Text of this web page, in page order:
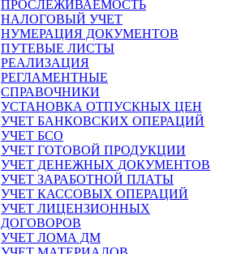
ПРОСЛЕЖИВАЕМОСТЬ
НАЛОГОВЫЙ УЧЕТ
НУМЕРАЦИЯ ДОКУМЕНТОВ
ПУТЕВЫЕ ЛИСТЫ
РЕАЛИЗАЦИЯ
РЕГЛАМЕНТНЫЕ
СПРАВОЧНИКИ
УСТАНОВКА ОТПУСКНЫХ ЦЕН
УЧЕТ БАНКОВСКИХ ОПЕРАЦИЙ
УЧЕТ БСО
УЧЕТ ГОТОВОЙ ПРОДУКЦИИ
УЧЕТ ДЕНЕЖНЫХ ДОКУМЕНТОВ
УЧЕТ ЗАРАБОТНОЙ ПЛАТЫ
УЧЕТ КАССОВЫХ ОПЕРАЦИЙ
УЧЕТ ЛИЦЕНЗИОННЫХ
ДОГОВОРОВ
УЧЕТ ЛОМА ДМ